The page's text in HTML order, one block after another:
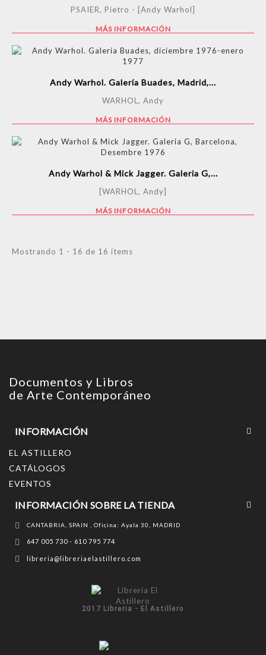
PSAIER, Pietro - [Andy Warhol]
MÁS INFORMACIÓN
Andy Warhol. Galería Buades, Madrid,...
WARHOL, Andy
MÁS INFORMACIÓN
Andy Warhol & Mick Jagger. Galeria G,...
[WARHOL, Andy]
MÁS INFORMACIÓN
Mostrando 1 - 16 de 16 items
Documentos y Libros
de Arte Contemporáneo
INFORMACIÓN
EL ASTILLERO
CATÁLOGOS
EVENTOS
2017 Libreria - El Astillero
INFORMACIÓN SOBRE LA TIENDA
CANTABRIA, SPAIN , Oficina: Ayala 30, MADRID
647 005 730 - 610 795 774
libreria@libreriaelastillero.com